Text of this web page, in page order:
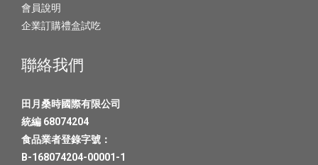
會員說明
企業訂購禮盒試吃
聯絡我們
田月桑時國際有限公司
統編 68074204
食品業者登錄字號：
B-168074204-00001-1